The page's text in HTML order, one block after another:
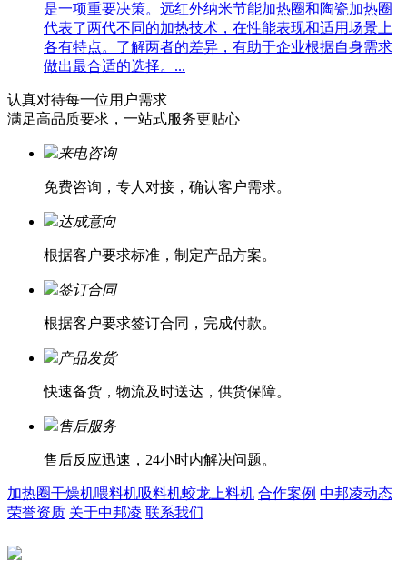
是一项重要决策。远红外纳米节能加热圈和陶瓷加热圈
代表了两代不同的加热技术，在性能表现和适用场景上
各有特点。了解两者的差异，有助于企业根据自身需求
做出最合适的选择。...
认真对待每一位用户需求
满足高品质要求，一站式服务更贴心
来电咨询
免费咨询，专人对接，确认客户需求。
达成意向
根据客户要求标准，制定产品方案。
签订合同
根据客户要求签订合同，完成付款。
产品发货
快速备货，物流及时送达，供货保障。
售后服务
售后反应迅速，24小时内解决问题。
加热圈干燥机喂料机吸料机蛟龙上料机 合作案例 中邦凌动态
荣誉资质 关于中邦凌 联系我们